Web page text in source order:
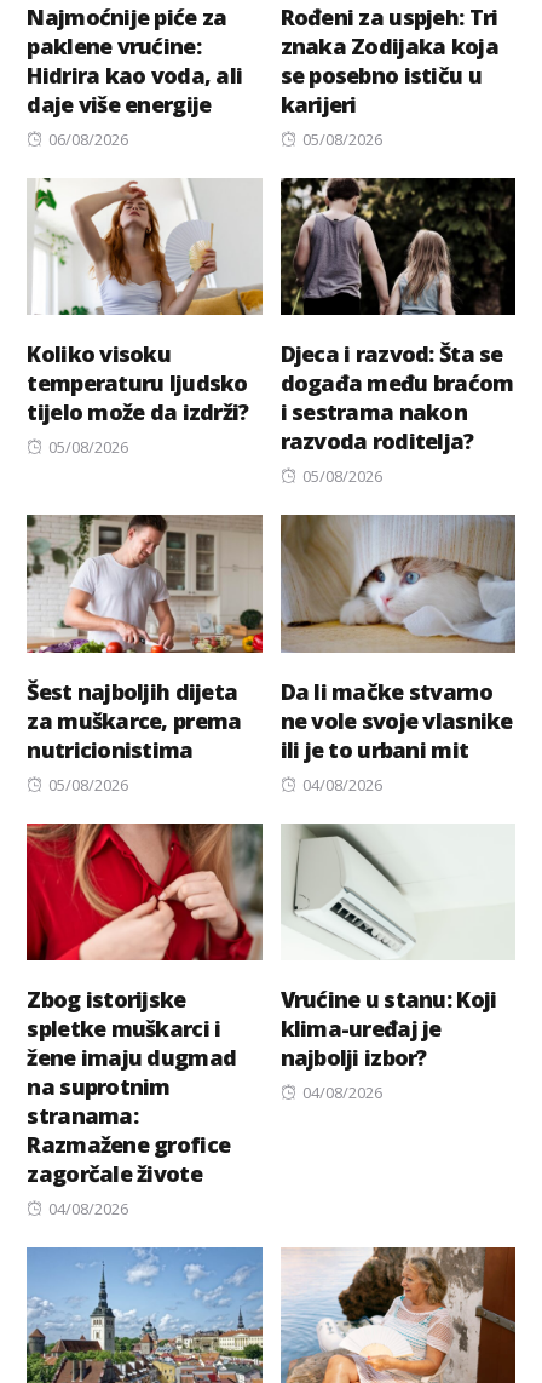
Najmoćnije piće za
paklene vrućine:
Hidrira kao voda, ali
daje više energije
Posted
06/08/2026
Rođeni za uspjeh: Tri
znaka Zodijaka koja
se posebno ističu u
karijeri
Posted
05/08/2026
Koliko visoku
temperaturu ljudsko
tijelo može da izdrži?
Posted
05/08/2026
Djeca i razvod: Šta se
događa među braćom
i sestrama nakon
razvoda roditelja?
Posted
05/08/2026
Šest najboljih dijeta
za muškarce, prema
nutricionistima
Posted
05/08/2026
Da li mačke stvarno
ne vole svoje vlasnike
ili je to urbani mit
Posted
04/08/2026
Zbog istorijske
spletke muškarci i
žene imaju dugmad
na suprotnim
stranama:
Razmažene grofice
zagorčale živote
Posted
04/08/2026
Vrućine u stanu: Koji
klima-uređaj je
najbolji izbor?
Posted
04/08/2026